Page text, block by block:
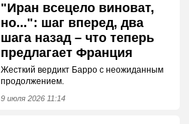
"Иран всецело виноват,
но...": шаг вперед, два
шага назад – что теперь
предлагает Франция
Жесткий вердикт Барро с неожиданным
продолжением.
9 июля 2026 11:14